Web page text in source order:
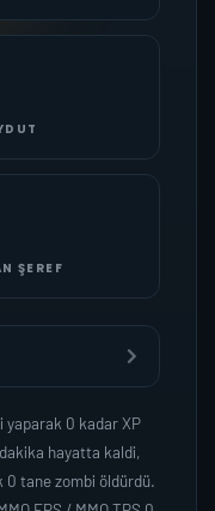
ŞEREF
0 kadar XP
hayatta kaldi,
0 tane zombi öldürdü.